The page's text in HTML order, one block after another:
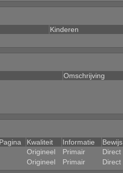
Kinderen
Omschrijving
Pagina Kwaliteit Informatie
Bewijs
Origineel Primair
Direct
Origineel Primair Direct